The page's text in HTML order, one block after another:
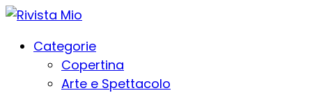
Categorie
Copertina
Arte e Spettacolo